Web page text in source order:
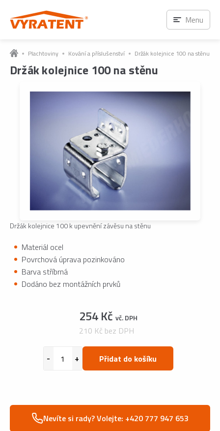
Plachtoviny Kování a příslušenství Držák kolejnice 100 na stěnu
Držák kolejnice 100 na stěnu
Držák kolejnice 100 k upevnění závěsu na stěnu
Materiál ocel
Povrchová úprava pozinkováno
Barva stříbrná
Dodáno bez montážních prvků
254 Kč vč. DPH
210 Kč bez DPH
Přidat do košíku
Ihned k odběru
Nevíte si rady? Volejte: +420 777 947 653
Menu